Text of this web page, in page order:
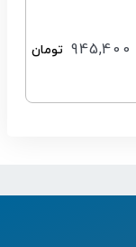
945,400 تومان